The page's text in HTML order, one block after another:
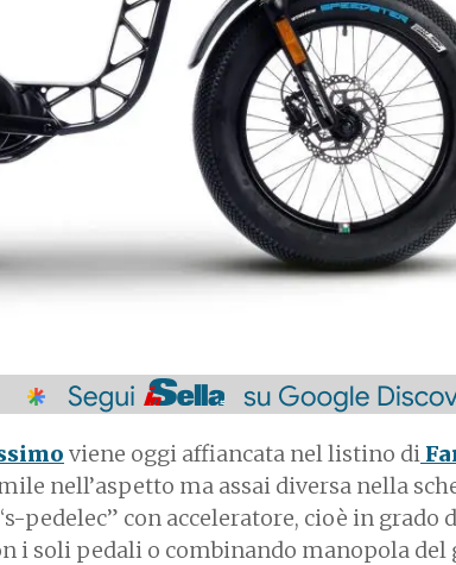
viene oggi affiancata nel listino di
nell’aspetto ma assai diversa nella
pedelec” con acceleratore, cioè in grado
i soli pedali o combinando manopola del